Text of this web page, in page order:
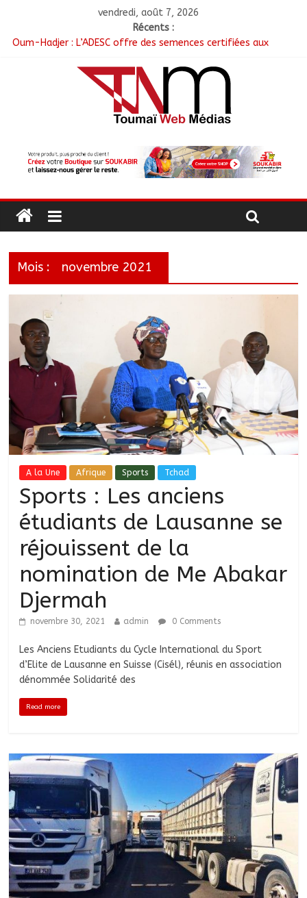
vendredi, août 7, 2026
Récents :
Oum-Hadjer : L’ADESC offre des semences certifiées aux
RGPH-3 : Le Tchad clôture la collecte des données avec plus
de 4,3 millions de ménages recensés
Tchad–Égypte : La Commission mixte relance les grands
chantiers de coopération
Nigeria : 308 otages libérés lors d’une vaste opération de
Mois : novembre 2021
A la Une Afrique Sports Tchad
Sports : Les anciens
étudiants de Lausanne se
réjouissent de la
nomination de Me Abakar
Djermah
novembre 30, 2021 admin 0 Comments
Les Anciens Etudiants du Cycle International du Sport
d’Elite de Lausanne en Suisse (Cisél), réunis en association
dénommée Solidarité des
Read more